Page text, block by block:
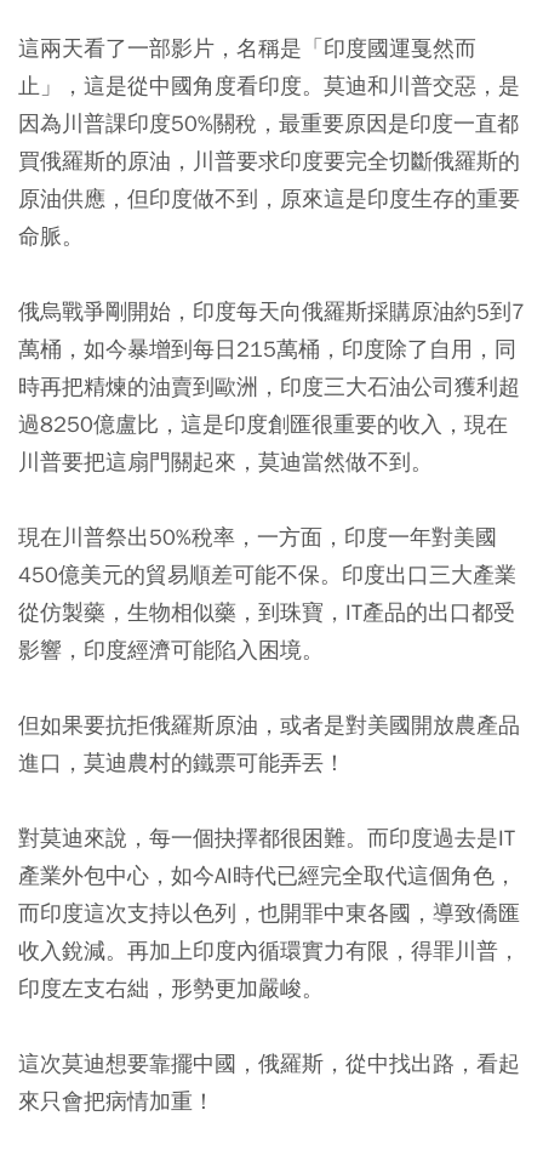
這兩天看了一部影片，名稱是「印度國運戛然而
止」，這是從中國角度看印度。莫迪和川普交惡，是
因為川普課印度50%關稅，最重要原因是印度一直都
買俄羅斯的原油，川普要求印度要完全切斷俄羅斯的
原油供應，但印度做不到，原來這是印度生存的重要
命脈。
俄烏戰爭剛開始，印度每天向俄羅斯採購原油約5到7
萬桶，如今暴增到每日215萬桶，印度除了自用，同
時再把精煉的油賣到歐洲，印度三大石油公司獲利超
過8250億盧比，這是印度創匯很重要的收入，現在
川普要把這扇門關起來，莫迪當然做不到。
現在川普祭出50%稅率，一方面，印度一年對美國
450億美元的貿易順差可能不保。印度出口三大產業
從仿製藥，生物相似藥，到珠寶，IT產品的出口都受
影響，印度經濟可能陷入困境。
但如果要抗拒俄羅斯原油，或者是對美國開放農產品
進口，莫迪農村的鐵票可能弄丟！
對莫迪來說，每一個抉擇都很困難。而印度過去是IT
產業外包中心，如今AI時代已經完全取代這個角色，
而印度這次支持以色列，也開罪中東各國，導致僑匯
收入銳減。再加上印度內循環實力有限，得罪川普，
印度左支右絀，形勢更加嚴峻。
這次莫迪想要靠擺中國，俄羅斯，從中找出路，看起
來只會把病情加重！